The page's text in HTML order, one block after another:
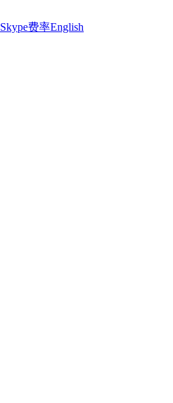
Skype费率English